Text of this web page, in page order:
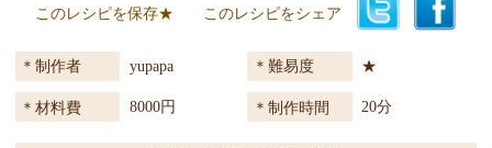
このレシピを保存★ このレシピをシェア
制作者 yupapa 難易度 ★
材料費 8000円 制作時間 20分